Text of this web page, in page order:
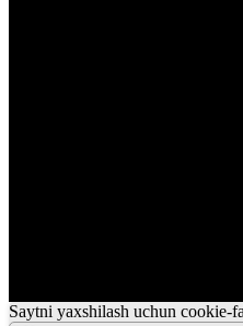
Saytni yaxshilash uchun cookie-